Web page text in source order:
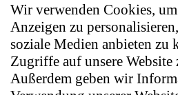
Wir verwenden Cookies,
Anzeigen zu
soziale Medien anbieten zu
Zugriffe auf unsere Website
Außerdem geben wir